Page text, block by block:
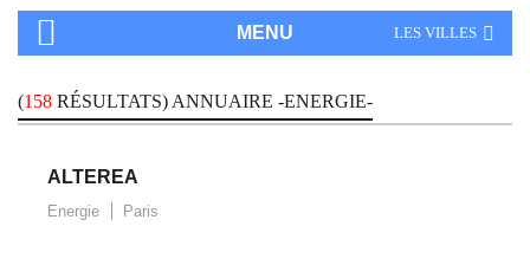
MENU LES VILLES
(158 RÉSULTATS) ANNUAIRE -ENERGIE-
ALTEREA
Energie Paris